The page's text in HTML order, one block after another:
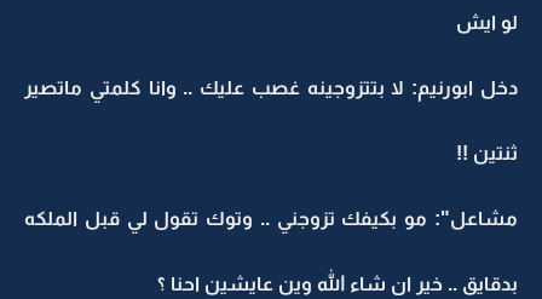
لو ايش
دخل ابورنيم: لا بتتزوجينه غصب عليك .. وانا كلمتي ماتصير
ثنتين !!
مشاعل": مو بكيفك تزوجني .. وتوك تقول لي قبل الملكه
بدقايق .. خير ان شاء الله وين عايشين احنا ؟